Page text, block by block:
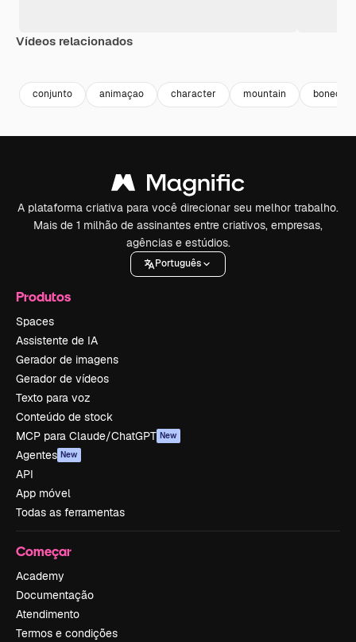
Vídeos relacionados
conjunto animaçao character mountain boneca
A plataforma criativa para você direcionar seu melhor trabalho.
Mais de 1 milhão de assinantes entre criativos, empresas,
agências e estúdios.
Português
Produtos
Spaces
Assistente de IA
Gerador de imagens
Gerador de vídeos
Texto para voz
Conteúdo de stock
MCP para Claude/ChatGPT New
Agentes New
API
App móvel
Todas as ferramentas
Começar
Academy
Documentação
Atendimento
Termos e condições